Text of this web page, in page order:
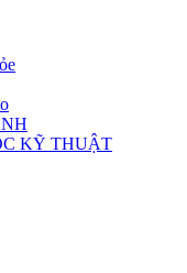
KỸ THUẬT